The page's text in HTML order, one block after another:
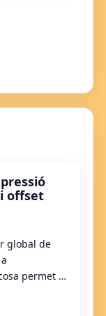
offset
global de
permet el